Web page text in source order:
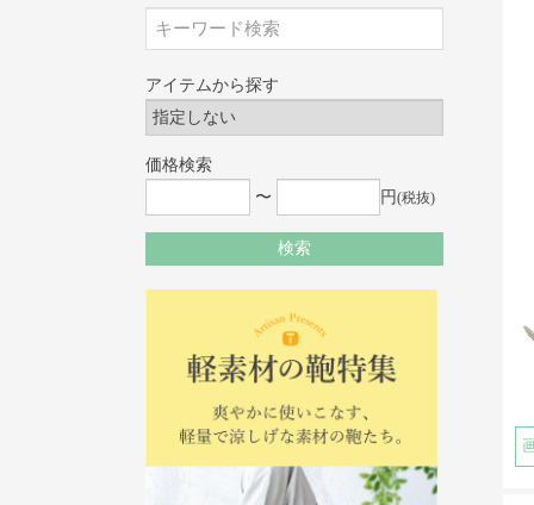
アイテムから探す
価格検索
〜
円(税抜)
検索